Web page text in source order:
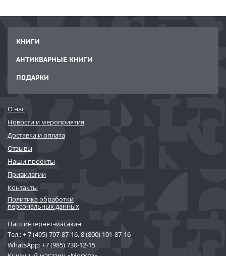
КНИГИ
АНТИКВАРНЫЕ КНИГИ
ПОДАРКИ
О нас
Новости и мероприятия
Доставка и оплата
Отзывы
Наши проекты
Привилегии
Контакты
Политика обработки
персональных данных
Наш интернет-магазин
Тел.:+ 7 (495) 797-87-16,8 (800) 101-87-16
WhatsApp:+7 (985) 730-12-15